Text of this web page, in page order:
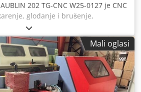
202 TG-CNC W25-0127 je CNC
glodanje i brušenje,
visoku točnost i pouzdanost.
centra 60 mm, Z 300 mm, X 150
19 mm (W25), razlučivost 0,0001
vreteno do 7000 o/min, snaga
Nm, brzina brzog pomaka 20
V 50 Hz, težina ≈3000 kg,
mm. Dodatna oprema: sustav
Mali oglasi